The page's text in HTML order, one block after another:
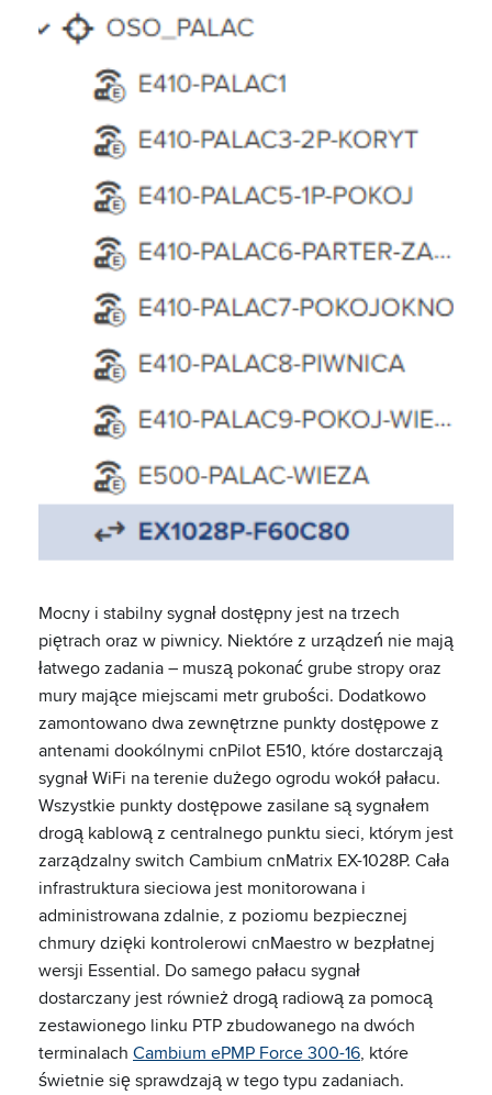
Mocny i stabilny sygnał dostępny jest na trzech
piętrach oraz w piwnicy. Niektóre z urządzeń nie mają
łatwego zadania – muszą pokonać grube stropy oraz
mury mające miejscami metr grubości. Dodatkowo
zamontowano dwa zewnętrzne punkty dostępowe z
antenami dookólnymi cnPilot E510, które dostarczają
sygnał WiFi na terenie dużego ogrodu wokół pałacu.
Wszystkie punkty dostępowe zasilane są sygnałem
drogą kablową z centralnego punktu sieci, którym jest
zarządzalny switch Cambium cnMatrix EX-1028P. Cała
infrastruktura sieciowa jest monitorowana i
administrowana zdalnie, z poziomu bezpiecznej
chmury dzięki kontrolerowi cnMaestro w bezpłatnej
wersji Essential. Do samego pałacu sygnał
dostarczany jest również drogą radiową za pomocą
zestawionego linku PTP zbudowanego na dwóch
terminalach Cambium ePMP Force 300-16, które
świetnie się sprawdzają w tego typu zadaniach.